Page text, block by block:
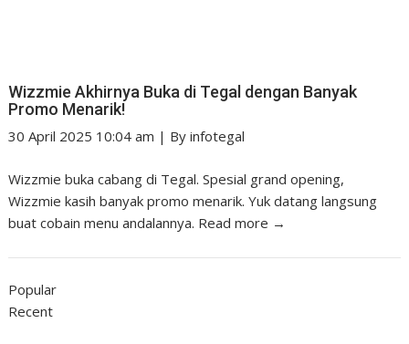
Wizzmie Akhirnya Buka di Tegal dengan Banyak
Promo Menarik!
30 April 2025 10:04 am | Byinfotegal
Wizzmie buka cabang di Tegal. Spesial grand opening,
Wizzmie kasih banyak promo menarik. Yuk datang langsung
buat cobain menu andalannya. Read more →
Popular
Recent